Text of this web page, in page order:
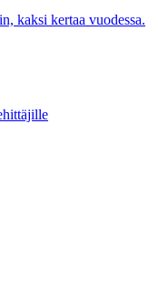
kaksi kertaa vuodessa.